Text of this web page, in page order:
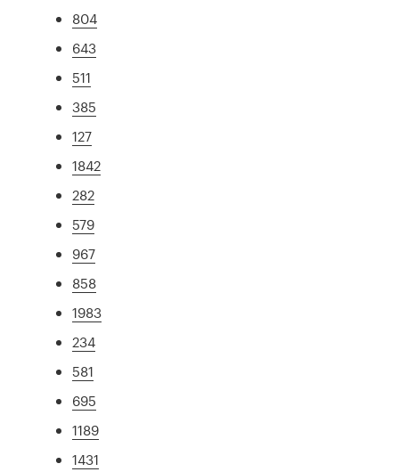
804
643
511
385
127
1842
282
579
967
858
1983
234
581
695
1189
1431